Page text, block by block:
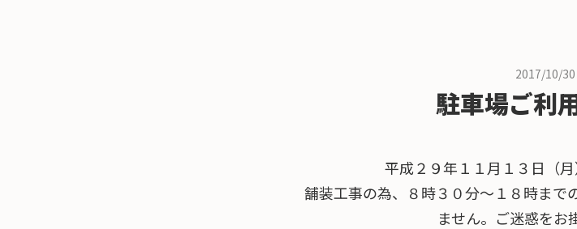
2017/10/30
駐車場ご利
平成２９年１１月１３日（月
舗装工事の為、８時３０分～１８時まで
ません。ご迷惑をお